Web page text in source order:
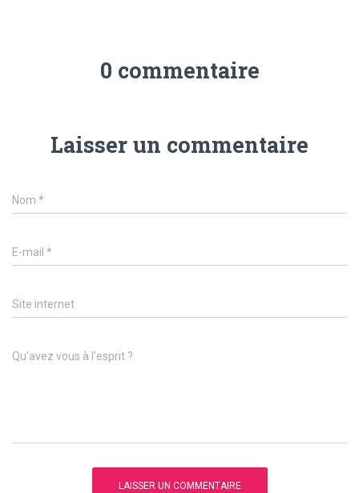
0 commentaire
Laisser un commentaire
Nom *
E-mail *
Site internet
Qu’avez vous à l’esprit ?